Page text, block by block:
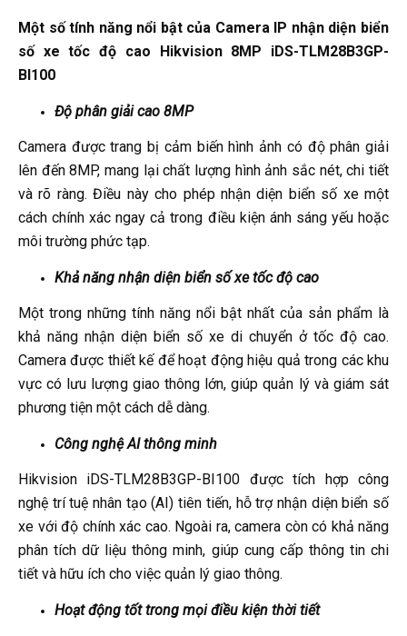
Một số tính năng nổi bật của Camera IP nhận diện biển
số xe tốc độ cao Hikvision 8MP iDS-TLM28B3GP-
BI100
Độ phân giải cao 8MP
Camera được trang bị cảm biến hình ảnh có độ phân giải
lên đến 8MP, mang lại chất lượng hình ảnh sắc nét, chi tiết
và rõ ràng. Điều này cho phép nhận diện biển số xe một
cách chính xác ngay cả trong điều kiện ánh sáng yếu hoặc
môi trường phức tạp.
Khả năng nhận diện biển số xe tốc độ cao
Một trong những tính năng nổi bật nhất của sản phẩm là
khả năng nhận diện biển số xe di chuyển ở tốc độ cao.
Camera được thiết kế để hoạt động hiệu quả trong các khu
vực có lưu lượng giao thông lớn, giúp quản lý và giám sát
phương tiện một cách dễ dàng.
Công nghệ AI thông minh
Hikvision iDS-TLM28B3GP-BI100 được tích hợp công
nghệ trí tuệ nhân tạo (AI) tiên tiến, hỗ trợ nhận diện biển số
xe với độ chính xác cao. Ngoài ra, camera còn có khả năng
phân tích dữ liệu thông minh, giúp cung cấp thông tin chi
tiết và hữu ích cho việc quản lý giao thông.
Hoạt động tốt trong mọi điều kiện thời tiết